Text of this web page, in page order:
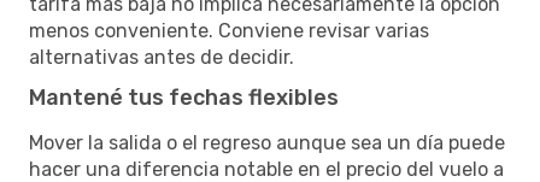
menos conveniente. Conviene revisar varias
alternativas antes de decidir.
Mantené tus fechas flexibles
Mover la salida o el regreso aunque sea un día puede
hacer una diferencia notable en el precio del vuelo a